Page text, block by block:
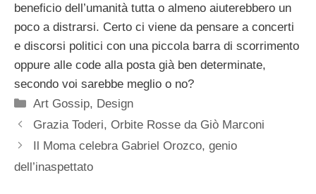
beneficio dell’umanità tutta o almeno aiuterebbero un
poco a distrarsi. Certo ci viene da pensare a concerti
e discorsi politici con una piccola barra di scorrimento
oppure alle code alla posta già ben determinate,
secondo voi sarebbe meglio o no?
Categorie
Art Gossip, Design
Grazia Toderi, Orbite Rosse da Giò Marconi
Il Moma celebra Gabriel Orozco, genio
dell’inaspettato